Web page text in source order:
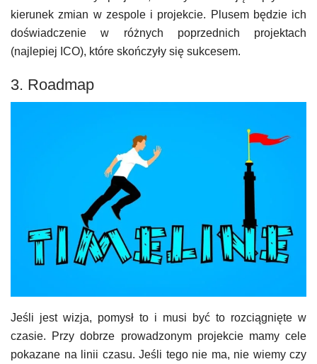
kierunek zmian w zespole i projekcie. Plusem będzie ich
doświadczenie w różnych poprzednich projektach
(najlepiej ICO), które skończyły się sukcesem.
3. Roadmap
Jeśli jest wizja, pomysł to i musi być to rozciągnięte w
czasie. Przy dobrze prowadzonym projekcie mamy cele
pokazane na linii czasu. Jeśli tego nie ma, nie wiemy czy